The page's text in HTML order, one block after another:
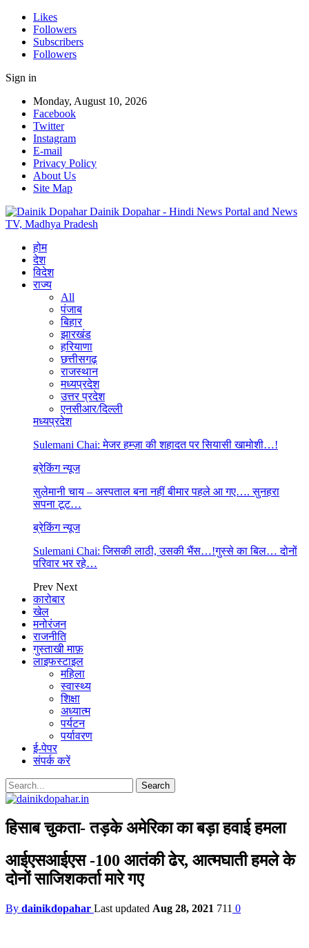
Likes
Followers
Subscribers
Followers
Sign in
Monday, August 10, 2026
Facebook
Twitter
Instagram
E-mail
Privacy Policy
About Us
Site Map
Dainik Dopahar - Hindi News Portal and News
TV, Madhya Pradesh
होम
देश
विदेश
राज्य
All
पंजाब
बिहार
झारखंड
हरियाणा
छत्तीसगढ़
राजस्थान
मध्यप्रदेश
उत्तर प्रदेश
एनसीआर/दिल्ली
मध्यप्रदेश
Sulemani Chai: मेजर हम्ज़ा की शहादत पर सियासी खामोशी…!
ब्रेकिंग न्यूज
सुलेमानी चाय – अस्पताल बना नहीं बीमार पहले आ गए…. सुनहरा
सपना टूट…
ब्रेकिंग न्यूज
Sulemani Chai: जिसकी लाठी, उसकी भैंस…!गुस्से का बिल… दोनों
परिवार भर रहे…
Prev Next
कारोबार
खेल
मनोरंजन
राजनीति
गुस्ताखी माफ़
लाइफस्टाइल
महिला
स्वास्थ्य
शिक्षा
अध्यात्म
पर्यटन
पर्यावरण
ई-पेपर
संपर्क करें
हिसाब चुकता- तड़के अमेरिका का बड़ा हवाई हमला
आईएसआईएस -100 आतंकी ढेर, आत्मघाती हमले के
दोनों साजिशकर्ता मारे गए
By dainikdopahar Last updated Aug 28, 2021 711 0